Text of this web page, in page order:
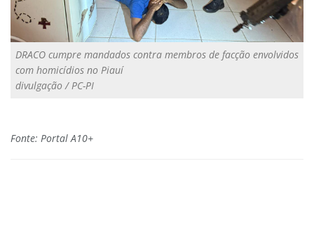
DRACO cumpre mandados contra membros de facção envolvidos
com homicídios no Piauí
divulgação / PC-PI
Fonte: Portal A10+